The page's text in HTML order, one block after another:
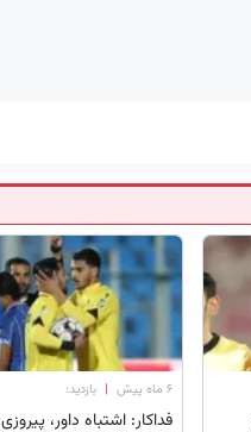
۶ ماه پیش | بازدید:
فداکار: اشتباه داور، پیروزی